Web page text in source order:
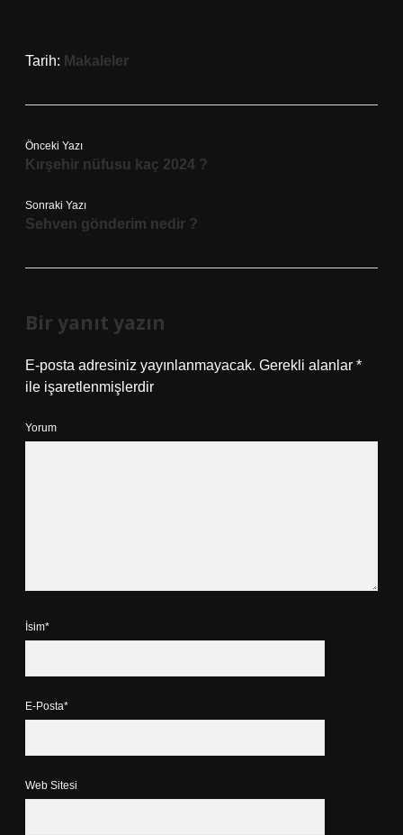
Tarih: Makaleler
Önceki Yazı
Kırşehir nüfusu kaç 2024 ?
Sonraki Yazı
Sehven gönderim nedir ?
Bir yanıt yazın
E-posta adresiniz yayınlanmayacak. Gerekli alanlar *
ile işaretlenmişlerdir
Yorum
İsim*
E-Posta*
Web Sitesi